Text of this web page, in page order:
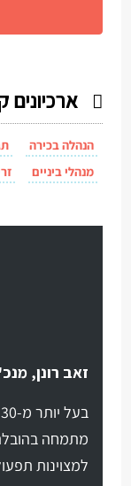
הנהלה בכירה
מנהלי ביניים
זאב רונן,
מתמחה
למצוינות